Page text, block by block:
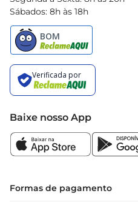
Sábados: 8h às 18h
Baixe nosso App
Formas de pagamento